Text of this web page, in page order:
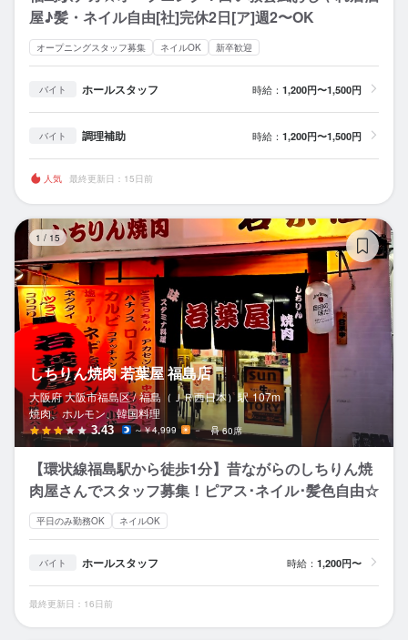
屋♪髪・ネイル自由[社]完休2日[ア]週2〜OK
オープニングスタッフ募集 ネイルOK 新卒歓迎
バイト ホールスタッフ 時給： 1,200円〜1,500円
バイト 調理補助 時給： 1,200円〜1,500円
人気 最終更新日：15日前
1 / 15
しちりん焼肉 若葉屋 福島店
大阪府 大阪市福島区 / 福島（ＪＲ西日本）駅 107m
焼肉、ホルモン、韓国料理
3.43 ～￥4,999 － 60席
【環状線福島駅から徒歩1分】昔ながらのしちりん焼
肉屋さんでスタッフ募集！ピアス･ネイル･髪色自由☆
平日のみ勤務OK ネイルOK
バイト ホールスタッフ 時給： 1,200円〜
最終更新日：16日前